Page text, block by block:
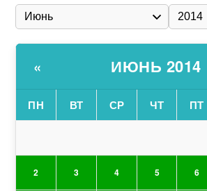
« ИЮНЬ 2014
ПН ВТ СР ЧТ ПТ
2 3 4 5 6